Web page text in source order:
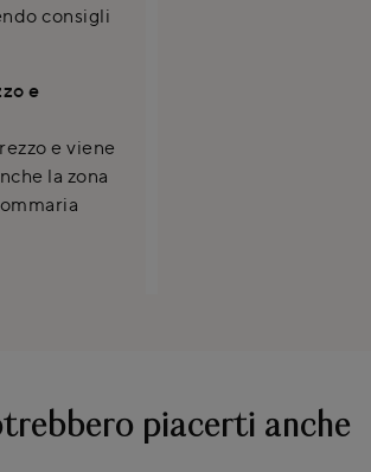
consigli
e
e viene
la zona
piacerti anche